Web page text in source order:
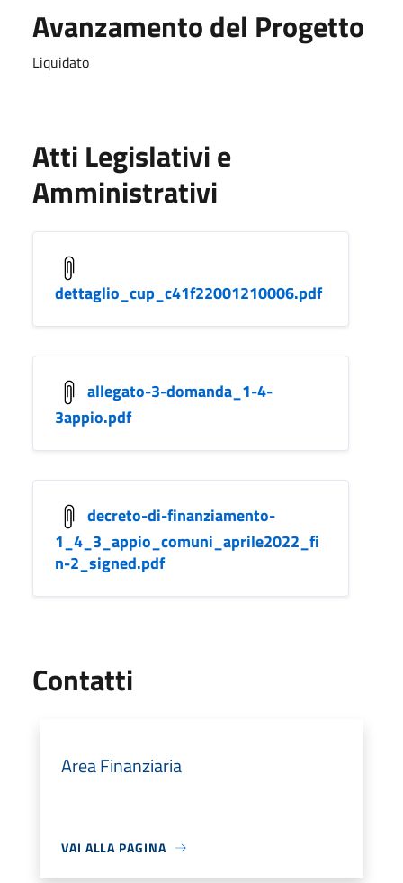
Avanzamento del Progetto
Liquidato
Atti Legislativi e
Amministrativi
dettaglio_cup_c41f22001210006.pdf
allegato-3-domanda_1-4-
3appio.pdf
decreto-di-finanziamento-
1_4_3_appio_comuni_aprile2022_fi
n-2_signed.pdf
Contatti
Area Finanziaria
VAI ALLA PAGINA